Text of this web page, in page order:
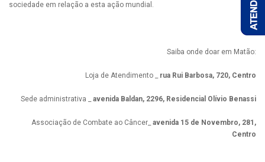
sociedade em relação a esta ação mundial.
Saiba onde doar em Matão:
Loja de Atendimento _ rua Rui Barbosa, 720, Centro
Sede administrativa _ avenida Baldan, 2296, Residencial Olívio Benassi
Associação de Combate ao Câncer_ avenida 15 de Novembro, 281,
Centro